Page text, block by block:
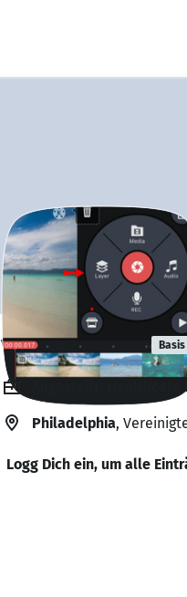
vszfe rgregd Basis
Angestellt,
Philadelphia,
Logg Dich ein, um alle